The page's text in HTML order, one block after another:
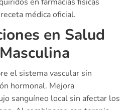
médica oficial.
en Salud
el sistema vascular sin
hormonal. Mejora
sanguíneo local sin afectar los